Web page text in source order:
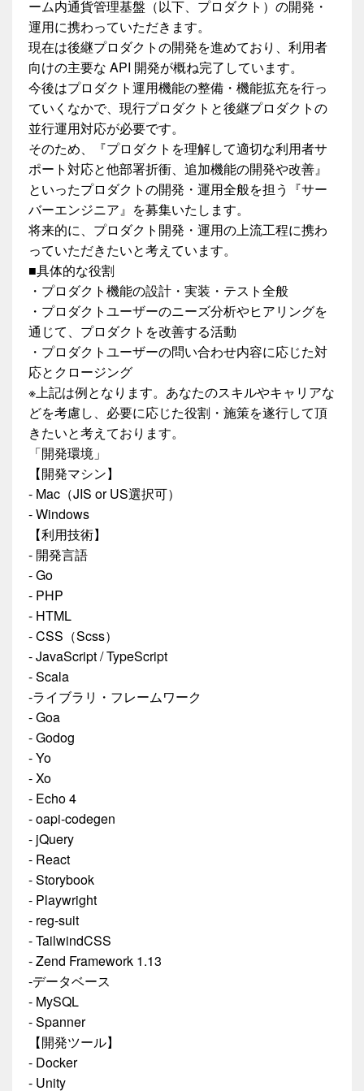
ーム内通貨管理基盤（以下、プロダクト）の開発・
運用に携わっていただきます。
現在は後継プロダクトの開発を進めており、利用者
向けの主要な API 開発が概ね完了しています。
今後はプロダクト運用機能の整備・機能拡充を行っ
ていくなかで、現行プロダクトと後継プロダクトの
並行運用対応が必要です。
そのため、『プロダクトを理解して適切な利用者サ
ポート対応と他部署折衝、追加機能の開発や改善』
といったプロダクトの開発・運用全般を担う『サー
バーエンジニア』を募集いたします。
将来的に、プロダクト開発・運用の上流工程に携わ
っていただきたいと考えています。
■具体的な役割
・プロダクト機能の設計・実装・テスト全般
・プロダクトユーザーのニーズ分析やヒアリングを
通じて、プロダクトを改善する活動
・プロダクトユーザーの問い合わせ内容に応じた対
応とクロージング
※上記は例となります。あなたのスキルやキャリアな
どを考慮し、必要に応じた役割・施策を遂行して頂
きたいと考えております。
「開発環境」
【開発マシン】
- Mac（JIS or US選択可）
- Windows
【利用技術】
- 開発言語
- Go
- PHP
- HTML
- CSS（Scss）
- JavaScript / TypeScript
- Scala
-ライブラリ・フレームワーク
- Goa
- Godog
- Yo
- Xo
- Echo 4
- oapi-codegen
- jQuery
- React
- Storybook
- Playwright
- reg-suit
- TailwindCSS
- Zend Framework 1.13
-データベース
- MySQL
- Spanner
【開発ツール】
- Docker
- Unity